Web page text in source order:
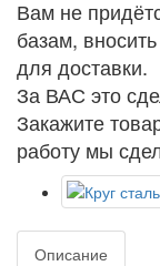
Вам не
базам,
для доставки.
За ВАС это
Закажите
работу мы
Описание